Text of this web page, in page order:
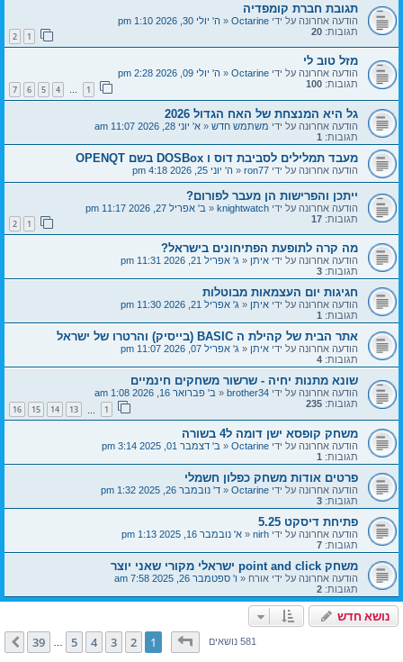
תגובת חברת קומפדיה
הודעה אחרונה על ידי Octarine
«ה' יולי 30, 2026 1:10 pm
תגובות: 20
2
מזל טוב לי
הודעה אחרונה על ידי Octarine
«ה' יולי 09, 2026 2:28 pm
תגובות: 100
…
4
5
6
7
גל היא המנצחת של האח הגדול 2026
הודעה אחרונה על ידי משתמש חדש«א' יוני 28, 2026 11:07 am
תגובות: 1
מעבד תמלילים לסביבת דוס ו DOSBox בשם OPENQT
הודעה אחרונה על ידי ron77
«ה' יוני 25, 2026 4:18 pm
ייתכן והפרישות הן מעבר לפורום?
הודעה אחרונה על ידי knightwatch
«ב' אפריל 27, 2026 11:17 pm
תגובות: 17
2
מה קרה לתופעת הפתיחונים בישראל?
הודעה אחרונה על ידי איתן«ג' אפריל 21, 2026 11:31 pm
תגובות: 3
חגיגות יום העצמאות מבוטלות
הודעה אחרונה על ידי איתן«ג' אפריל 21, 2026 11:30 pm
תגובות: 1
אתר הבית של קהילת ה BASIC (בייסיק) והרטרו של ישראל
הודעה אחרונה על ידי איתן«ג' אפריל 07, 2026 11:07 pm
תגובות: 4
שונא מתנות יחיה - שרשור משחקים חינמיים
הודעה אחרונה על ידי brother34
«ב' פברואר 16, 2026 1:08 am
תגובות: 235
13
14
15
16
משחק קופסא ישן דומה ל4 בשורה
הודעה אחרונה על ידי Octarine
«ב' דצמבר 01, 2025 3:14 pm
תגובות: 1
פרטים אודות משחק כפלון חשמלי
הודעה אחרונה על ידי Octarine
«ד' נובמבר 26, 2025 1:32 pm
תגובות: 3
פתיחת דיסקט 5.25
הודעה אחרונה על ידי nirh
«א' נובמבר 16, 2025 1:13 pm
תגובות: 7
משחק point and click ישראלי מקורי שאני יוצר
הודעה אחרונה על ידי אורח«ו' ספטמבר 26, 2025 7:58 am
תגובות: 2
נושא חדש
581 נושאיםדף1מתוך39
1
2
3
4
5
39 הבא